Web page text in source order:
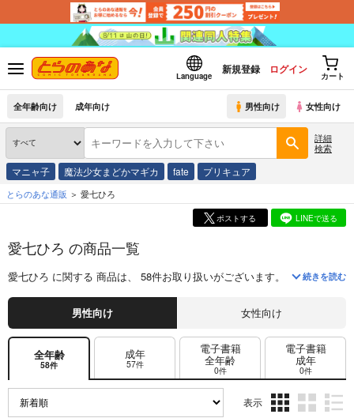
Language
新規登録 ログイン
カート
全年齢向け 成年向け 男性向け 女性向け
詳細
検索
マニャ子 魔法少女まどかマギカ fate プリキュア
とらのあな通販 愛七ひろ
ポストする LINEで送る
愛七ひろ の商品一覧
愛七ひろ に関する 商品は、 58件お取り扱いがございます。 「デスマーチ
続きを読む
男性向け 女性向け
全年齢
58件
成年
57件
電子書籍
全年齢
0件
電子書籍
成年
0件
表示